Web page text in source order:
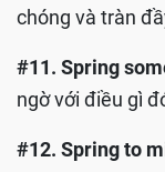
chóng và tràn
#11. Spring
ngờ với điều gì
#12. Spring to